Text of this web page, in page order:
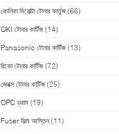
কোনিকা মিনোল্টা টোনার কার্তুজ (66)
OKI টোনার কার্টিজ (14)
Panasonic টোনার কার্টিজ (13)
রিকো টোনার কার্টিজ (72)
জেরক্স টোনার কার্টিজ (25)
OPC ড্রাম (19)
Fuser ফিল্ম আস্তিন (11)